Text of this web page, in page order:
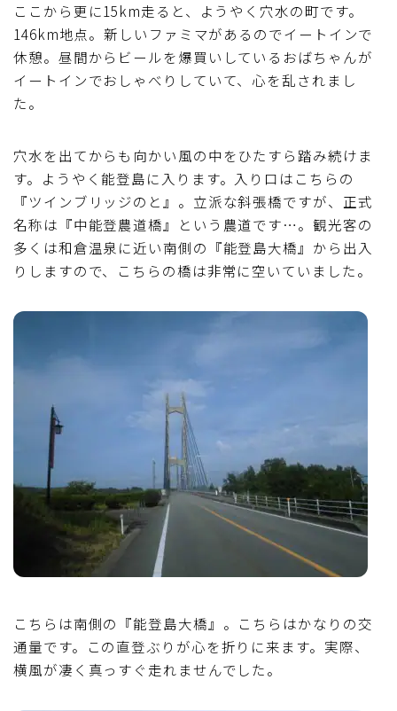
ここから更に15km走ると、ようやく穴水の町です。
146km地点。新しいファミマがあるのでイートインで
休憩。昼間からビールを爆買いしているおばちゃんが
イートインでおしゃべりしていて、心を乱されまし
た。
穴水を出てからも向かい風の中をひたすら踏み続けま
す。ようやく能登島に入ります。入り口はこちらの
『ツインブリッジのと』。立派な斜張橋ですが、正式
名称は『中能登農道橋』という農道です…。観光客の
多くは和倉温泉に近い南側の『能登島大橋』から出入
りしますので、こちらの橋は非常に空いていました。
こちらは南側の『能登島大橋』。こちらはかなりの交
通量です。この直登ぶりが心を折りに来ます。実際、
横風が凄く真っすぐ走れませんでした。